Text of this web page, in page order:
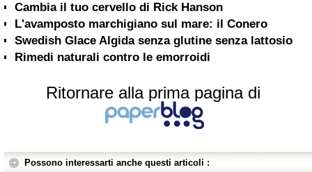
Cambia il tuo cervello di Rick Hanson
L'avamposto marchigiano sul mare: il Conero
Swedish Glace Algida senza glutine senza lattosio
Rimedi naturali contro le emorroidi
Ritornare alla prima pagina di
Possono interessarti anche questi articoli :